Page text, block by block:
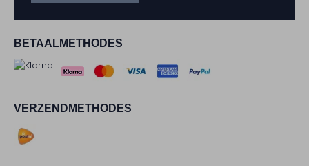
BETAALMETHODES
VERZENDMETHODES